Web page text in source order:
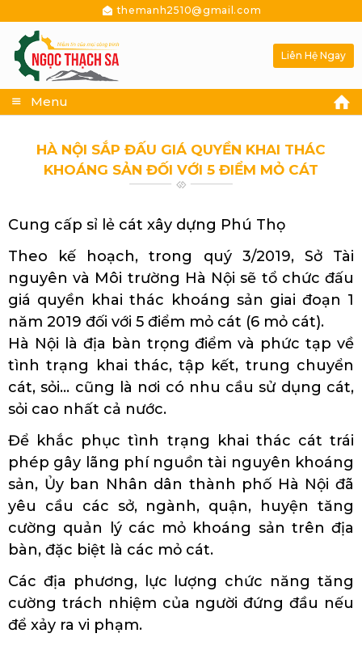
themanh2510@gmail.com
Menu
Liên Hệ Ngay
HÀ NỘI SẮP ĐẤU GIÁ QUYỀN KHAI THÁC
KHOÁNG SẢN ĐỐI VỚI 5 ĐIỂM MỎ CÁT
Cung cấp sỉ lẻ cát xây dựng Phú Thọ
Theo kế hoạch, trong quý 3/2019, Sở Tài
nguyên và Môi trường Hà Nội sẽ tổ chức đấu
giá quyền khai thác khoáng sản giai đoạn 1
năm 2019 đối với 5 điểm mỏ cát (6 mỏ cát).
Hà Nội là địa bàn trọng điểm và phức tạp về
tình trạng khai thác, tập kết, trung chuyển
cát, sỏi… cũng là nơi có nhu cầu sử dụng cát,
sỏi cao nhất cả nước.
Để khắc phục tình trạng khai thác cát trái
phép gây lãng phí nguồn tài nguyên khoáng
sản, Ủy ban Nhân dân thành phố Hà Nội đã
yêu cầu các sở, ngành, quận, huyện tăng
cường quản lý các mỏ khoáng sản trên địa
bàn, đặc biệt là các mỏ cát.
Các địa phương, lực lượng chức năng tăng
cường trách nhiệm của người đứng đầu nếu
để xảy ra vi phạm.